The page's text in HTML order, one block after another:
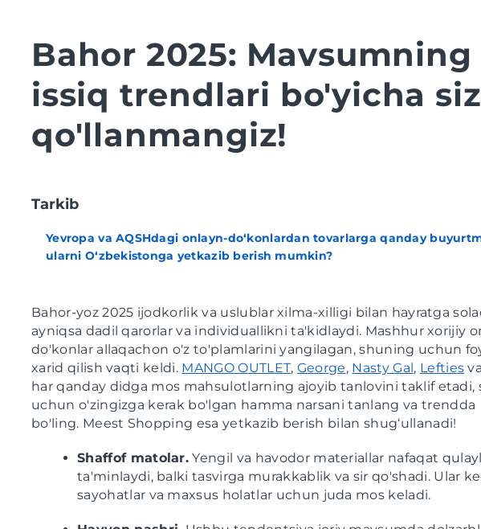
Bahor 2025:
issiq trendlari bo'yicha
qo'llanmangiz!
Tarkib
Yevropa va AQSHdagi onlayn-do‘konlardan tovarlarga qanday
ularni O‘zbekistonga yetkazib berish mumkin?
Bahor-yoz 2025 ijodkorlik va uslublar xilma-xilligi bilan hayratga
ayniqsa dadil qarorlar va individuallikni ta'kidlaydi. Mashhur xorijiy
do'konlar allaqachon o'z to'plamlarini yangilagan, shuning uchun
xarid qilish vaqti keldi. MANGO OUTLET, George, Nasty Gal , Lefties
har qanday didga mos mahsulotlarning ajoyib tanlovini taklif etadi,
uchun o'zingizga kerak bo'lgan hamma narsani tanlang va trendda
bo'ling. Meest Shopping esa yetkazib berish bilan shug‘ullanadi!
Shaffof matolar. Yengil va havodor materiallar nafaqat
ta'minlaydi, balki tasvirga murakkablik va sir qo'shadi. Ular
sayohatlar va maxsus holatlar uchun juda mos keladi.